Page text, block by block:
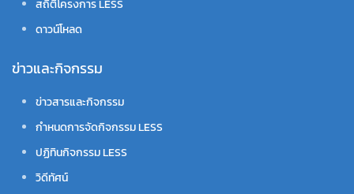
สถิติโครงการ LESS
ดาวน์โหลด
ข่าวและกิจกรรม
ข่าวสารและกิจกรรม
กำหนดการจัดกิจกรรม LESS
ปฏิทินกิจกรรม LESS
วิดีทัศน์